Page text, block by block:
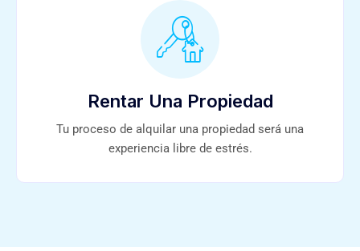
Rentar Una Propiedad
Tu proceso de alquilar una propiedad será una
experiencia libre de estrés.